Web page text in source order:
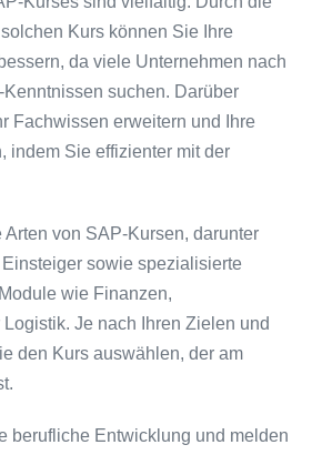
Kurs können Sie Ihre
da viele Unternehmen nach
suchen. Darüber
Fachwissen erweitern und Ihre
indem Sie effizienter mit der
Arten von SAP-Kursen, darunter
sowie spezialisierte
wie Finanzen,
Je nach Ihren Zielen und
den Kurs auswählen, der am
berufliche Entwicklung und melden